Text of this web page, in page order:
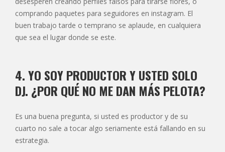
comprando paquetes para seguidores en instagram. El
buen trabajo tarde o temprano se aplaude, en cualquiera
que sea el lugar donde se este.
4. YO SOY PRODUCTOR Y USTED SOLO
DJ. ¿POR QUÉ NO ME DAN MÁS PELOTA?
Es una buena pregunta, si usted es productor y de su
cuarto no sale a tocar algo seriamente está fallando en su
estrategia.